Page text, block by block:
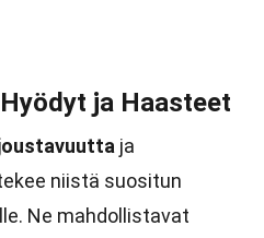
ja Haasteet
ja
niistä suositun
Ne mahdollistavat